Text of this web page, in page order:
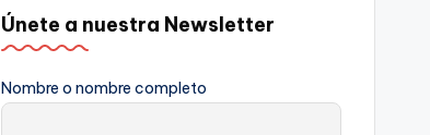
Únete a nuestra Newsletter
Nombre o nombre completo